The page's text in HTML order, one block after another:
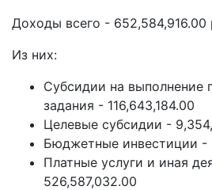
Доходы всего - 652,584,916.00
Из них:
Субсидии на выполнение
задания - 116,643,184.00
Целевые субсидии -
Бюджетные инвестиции -
Платные услуги и иная
526,587,032.00